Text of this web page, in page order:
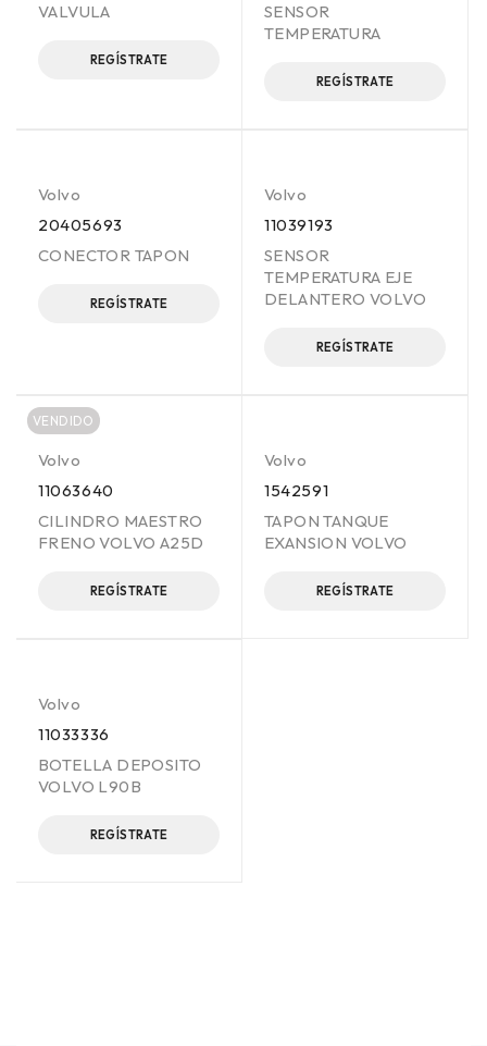
VALVULA
REGÍSTRATE
SENSOR
TEMPERATURA
REGÍSTRATE
Volvo
20405693
CONECTOR TAPON
REGÍSTRATE
Volvo
11039193
SENSOR
TEMPERATURA EJE
DELANTERO VOLVO
REGÍSTRATE
VENDIDO
Volvo
11063640
CILINDRO MAESTRO
FRENO VOLVO A25D
REGÍSTRATE
Volvo
1542591
TAPON TANQUE
EXANSION VOLVO
REGÍSTRATE
Volvo
11033336
BOTELLA DEPOSITO
VOLVO L90B
REGÍSTRATE